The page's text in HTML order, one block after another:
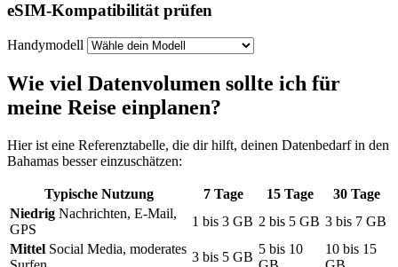
eSIM-Kompatibilität prüfen
Handymodell
Wie viel Datenvolumen sollte ich für
meine Reise einplanen?
Hier ist eine Referenztabelle, die dir hilft, deinen Datenbedarfin den
Bahamas besser einzuschätzen:
Typische Nutzung 7 Tage 15 Tage 30 Tage
Niedrig Nachrichten, E-Mail,
GPS
1 bis 3 GB 2 bis 5 GB 3 bis 7 GB
Mittel Social Media, moderates
3 bis 5 GB
5 bis 10
10 bis 15